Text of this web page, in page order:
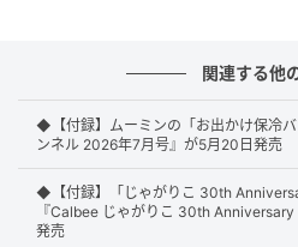
ト」が付いてきます。
水色リボンがキュート
チちゃんフェイスポーチ
関連する他
◆【付録】ムーミンの「お出かけ保冷
ンネル 2026年7月号』が5月20日発売
◆【付録】「じゃがりこ 30th
『Calbee じゃがりこ 30th Anniversary
発売